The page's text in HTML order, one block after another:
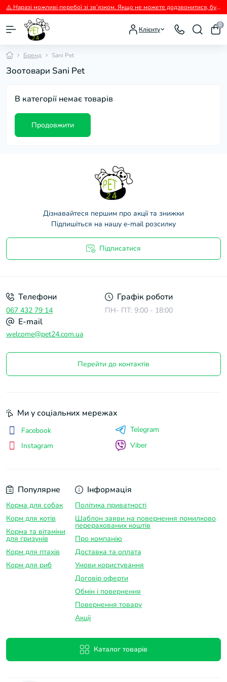
⚠️ Наразі можливі перебої зі зв’язком. Якщо не можете додзвонитися, будь ласка, пишіть нам у Viber.
Клієнту
0
Бренд Sani Pet
Зоотовари Sani Pet
В категорії немає товарів
Продовжити
Дізнавайтеся першим про акції та знижки
Підпишіться на нашу e-mail розсилку
Підписатися
Телефони
067 432 79 14
Графік роботи
ПН- ПТ: 9:00 - 18:00
E-mail
welcome@pet24.com.ua
Перейти до контактів
Популярне
Корма для собак
Корм для котів
Корма та вітаміни
для гризунів
Корм для птахів
Корм для риб
Інформація
Політика приватності
Шаблон заяви на повернення помилково
перерахованих коштів
Про компанію
Доставка та оплатa
Умови користування
Договір оферти
Обмін і повернення
Повернення товару
Акції
Каталог товарів
Ми у соціальних мережах
Facebook
Instagram
Telegram
Viber